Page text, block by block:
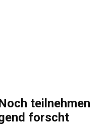
teilnehmen
forscht